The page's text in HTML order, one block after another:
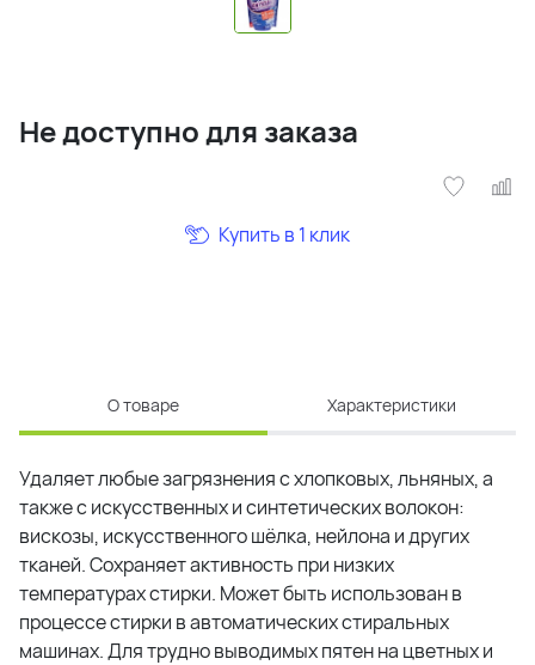
Не доступно для заказа
Купить в 1 клик
О товаре Характеристики
Удаляет любые загрязнения с хлопковых, льняных, а
также с искусственных и синтетических волокон:
вискозы, искусственного шёлка, нейлона и других
тканей. Сохраняет активность при низких
температурах стирки. Может быть использован в
процессе стирки в автоматических стиральных
машинах. Для трудно выводимых пятен на цветных и